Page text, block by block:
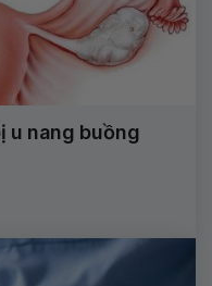
u nang buồng